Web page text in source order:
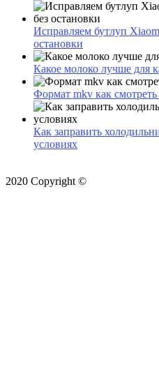
Исправляем бутлуп
остановки
Какое молоко лучше для
Формат mkv как смотреть
Как заправить
условиях
2020 Copyright ©